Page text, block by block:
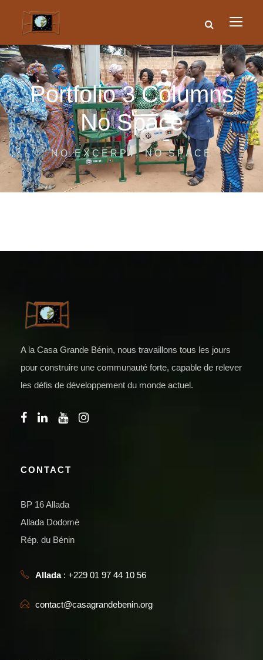
Portfolio 3 Columns
No Space
NO EXCERPT, NO SPACE
A la Casa Grande Bénin, nous travaillons tous les jours
pour construire une communauté forte, capable de relever
les défis de développement du monde actuel.
CONTACT
BP 16 Allada
Allada Dodomè
Rép. du Bénin
Allada: +229 01 97 44 10 56
contact@casagrandebenin.org